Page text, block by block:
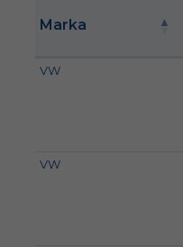
Marka
VW
VW